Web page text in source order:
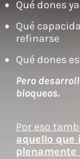
Qué dones
Qué
refinarse
Qué dones
Pero
bloqueos.
Por eso
aquello que